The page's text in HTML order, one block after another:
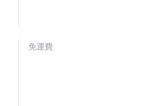
免運費